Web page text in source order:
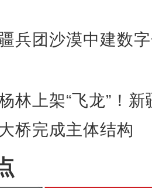
兵团沙漠中建数字
林上架“飞龙”！
桥完成主体结构
新疆、吃住在兵团》